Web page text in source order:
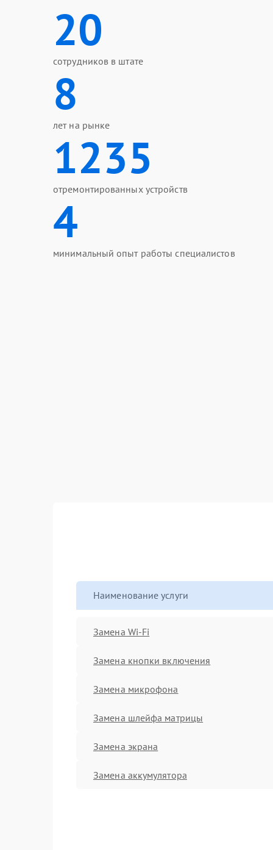
20
сотрудников в штате
8
лет на рынке
1235
отремонтированных устройств
4
минимальный опыт работы специалистов
Наименование услуги
Замена Wi-Fi
Замена кнопки включения
Замена микрофона
Замена шлейфа матрицы
Замена экрана
Замена аккумулятора